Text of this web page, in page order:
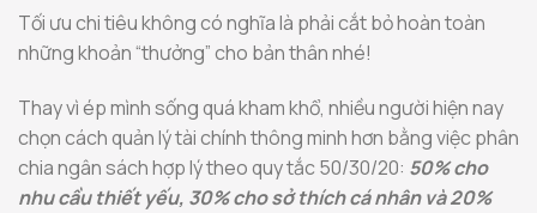
Tối ưu chi tiêu không có nghĩa là phải cắt bỏ hoàn toàn
những khoản “thưởng” cho bản thân nhé!
Thay vì ép mình sống quá kham khổ, nhiều người hiện nay
chọn cách quản lý tài chính thông minh hơn bằng việc phân
chia ngân sách hợp lý theo quy tắc 50/30/20: 50% cho
nhu cầu thiết yếu, 30% cho sở thích cá nhân và 20%